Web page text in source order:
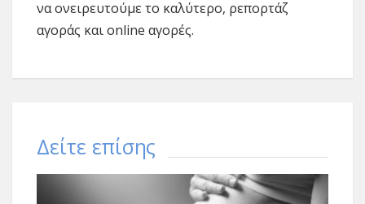
να ονειρευτούμε το καλύτερο, ρεπορτάζ
αγοράς και online αγορές.
Δείτε επίσης